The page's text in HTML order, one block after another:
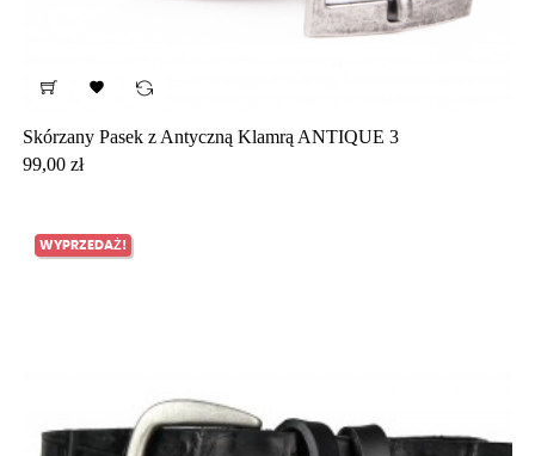

Skórzany Pasek z Antyczną Klamrą ANTIQUE 3
Cena
99,00 zł
WYPRZEDAŻ!